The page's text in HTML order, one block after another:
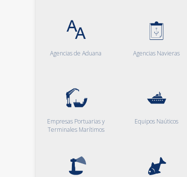
Agencias de Aduana Agencias Navieras
Empresas Portuarias y
Terminales Marítimos
Equipos Naúticos